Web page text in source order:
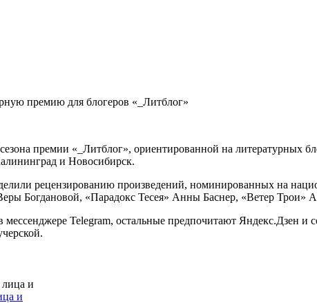
премию для блогеров «_Литблог»
премии «_Литблог», ориентированной на литературных
и Новосибирск.
рецензированию произведений, номинированных на
Богдановой, «Парадокс Тесея» Анны Баснер, «Ветер Трои»
Telegram, остальные предпочитают Яндекс.Дзен
и